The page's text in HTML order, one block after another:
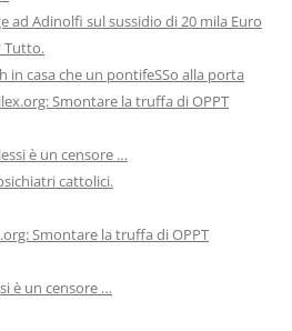
ad Adinolfi sul sussidio di 20 mila Euro
Tutto.
in casa che un pontifeSSo alla porta
Smontare la truffa di OPPT
è un censore …
cattolici.
Smontare la truffa di OPPT
è un censore …